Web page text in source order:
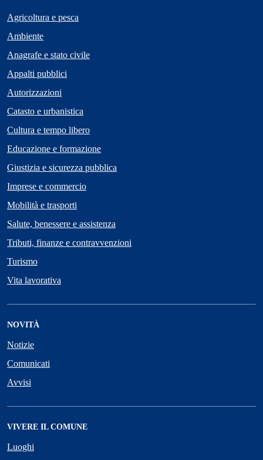
Agricoltura e pesca
Ambiente
Anagrafe e stato civile
Appalti pubblici
Autorizzazioni
Catasto e urbanistica
Cultura e tempo libero
Educazione e formazione
Giustizia e sicurezza pubblica
Imprese e commercio
Mobilità e trasporti
Salute, benessere e assistenza
Tributi, finanze e contravvenzioni
Turismo
Vita lavorativa
NOVITÀ
Notizie
Comunicati
Avvisi
VIVERE IL COMUNE
Luoghi